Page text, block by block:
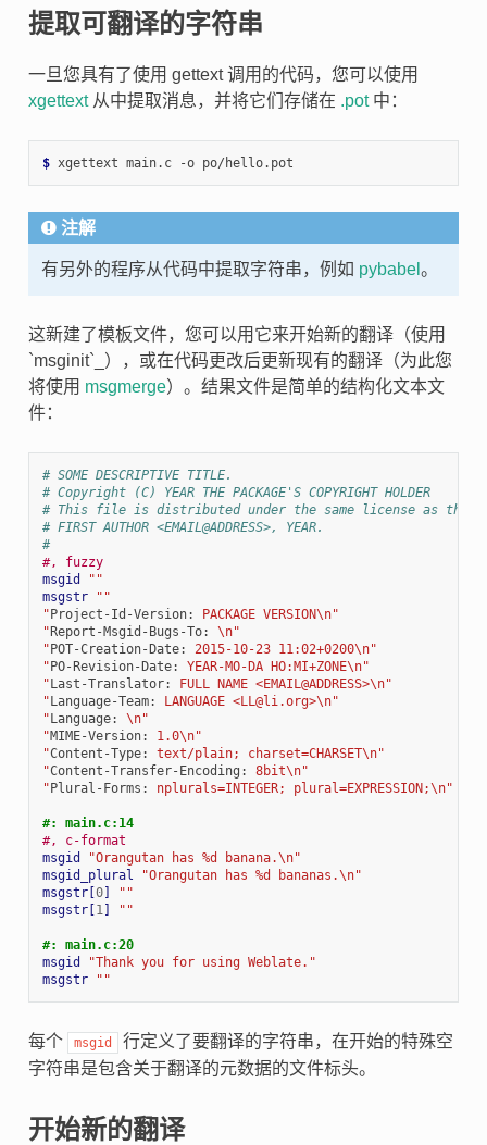
提取可翻译的字符串
一旦您具有了使用 gettext 调用的代码，您可以使用
xgettext从中提取消息，并将它们存储在 .pot中：
$
注解
有另外的程序从代码中提取字符串，例如 pybabel 。
这新建了模板文件，您可以用它来开始新的翻译（使用
`msginit`_），或在代码更改后更新现有的翻译（为此您
将使用 msgmerge）。结果文件是简单的结构化文本文
件：
# SOME DESCRIPTIVE TITLE.
# Copyright (C) YEAR THE PACKAGE'S COPYRIGHT HOLDER
# This file is distributed under the same license as the
# FIRST AUTHOR <EMAIL@ADDRESS>, YEAR.
#
#, fuzzy
msgid
""
msgstr
""
"Project-Id-Version:
PACKAGE VERSION\n"
"Report-Msgid-Bugs-To:
\n"
"POT-Creation-Date:
2015-10-23 11:02+0200\n"
"PO-Revision-Date:
YEAR-MO-DA HO:MI+ZONE\n"
"Last-Translator:
FULL NAME <EMAIL@ADDRESS>\n"
"Language-Team:
LANGUAGE <LL@li.org>\n"
"Language:
\n"
"MIME-Version:
1.0\n"
"Content-Type:
text/plain; charset=CHARSET\n"
"Content-Transfer-Encoding:
8bit\n"
"Plural-Forms: nplurals=INTEGER; plural=EXPRESSION;\n"
#: main.c:14
#, c-format
msgid
"Orangutan has %d banana.\n"
msgid_plural
"Orangutan has %d bananas.\n"
msgstr[0]
""
msgstr[1 ] ""
#: main.c:20
msgid
"Thank you for using Weblate."
msgstr
""
每个 msgid
行定义了要翻译的字符串，在开始的特殊空
字符串是包含关于翻译的元数据的文件标头。
开始新的翻译